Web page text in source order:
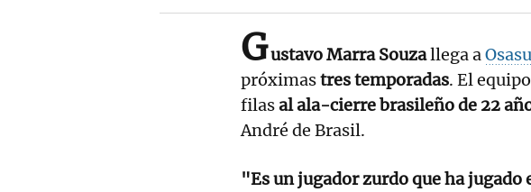
Gustavo Marra Souzallega a
próximastres temporadas. El
filasal ala-cierre brasileño de 22
André de Brasil.
"Es un jugador zurdo que ha